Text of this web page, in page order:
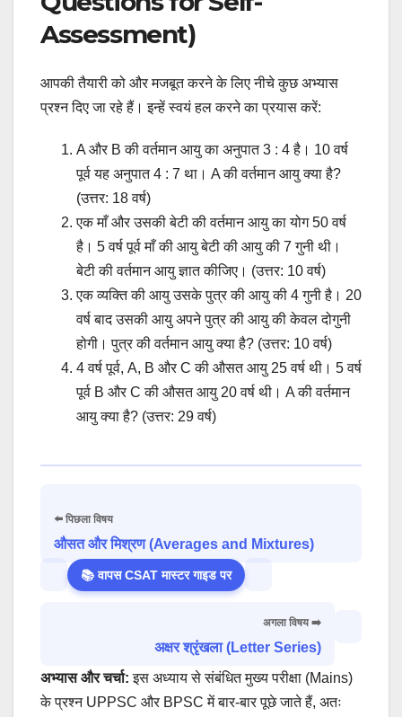
Assessment)
आपकी तैयारी को और मजबूत करने के लिए नीचे कुछ अभ्यास
प्रश्न दिए जा रहे हैं। इन्हें स्वयं हल करने का प्रयास करें:
A और B की वर्तमान आयु का अनुपात 3 : 4 है। 10 वर्ष
पूर्व यह अनुपात 4 : 7 था। A की वर्तमान आयु क्या है?
(उत्तर: 18 वर्ष)
एक माँ और उसकी बेटी की वर्तमान आयु का योग 50 वर्ष
है। 5 वर्ष पूर्व माँ की आयु बेटी की आयु की 7 गुनी थी।
बेटी की वर्तमान आयु ज्ञात कीजिए। (उत्तर: 10 वर्ष)
एक व्यक्ति की आयु उसके पुत्र की आयु की 4 गुनी है। 20
वर्ष बाद उसकी आयु अपने पुत्र की आयु की केवल दोगुनी
होगी। पुत्र की वर्तमान आयु क्या है? (उत्तर: 10 वर्ष)
4 वर्ष पूर्व, A, B और C की औसत आयु 25 वर्ष थी। 5 वर्ष
पूर्व B और C की औसत आयु 20 वर्ष थी। A की वर्तमान
आयु क्या है? (उत्तर: 29 वर्ष)
⬅️ पिछला विषय
औसत और मिश्रण (Averages and Mixtures)
📚 वापस CSAT मास्टर गाइड पर
अगला विषय ➡️
अक्षर श्रृंखला (Letter Series)
अभ्यास और चर्चा: इस अध्याय से संबंधित मुख्य परीक्षा (Mains)
के प्रश्न UPPSC और BPSC में बार-बार पूछे जाते हैं, अतः